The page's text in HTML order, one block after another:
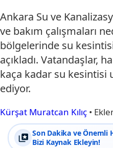
Ankara Su ve
ve bakım çalışmaları
bölgelerinde su
açıkladı. Vatandaşlar,
kaça kadar su kesintisi
ediyor.
Kürşat Muratcan Kılıç •
Son Dakika ve Önemli
Bizi Kaynak Ekleyin!